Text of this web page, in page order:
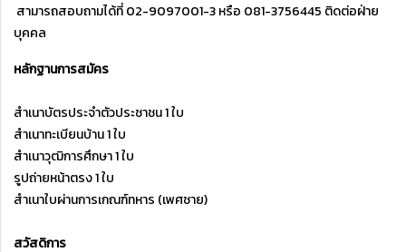
สามารถสอบถามได้ที่ 02-9097001-3 หรือ 081-3756445 ติดต่อฝ่าย
บุคคล
หลักฐานการสมัคร
สำเนาบัตรประจำตัวประชาชน 1 ใบ
สำเนาทะเบียนบ้าน 1 ใบ
สำเนาวุฒิการศึกษา 1 ใบ
รูปถ่ายหน้าตรง 1 ใบ
สำเนาใบผ่านการเกณฑ์ทหาร (เพศชาย)
สวัสดิการ